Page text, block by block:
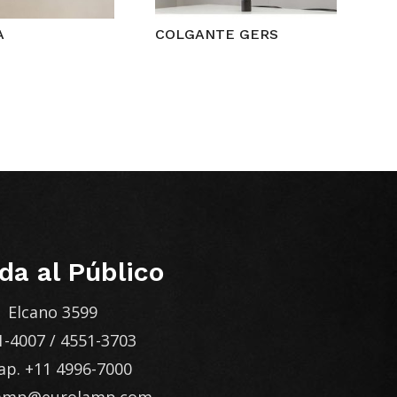
COLGANTE GERS
al Público
Elcano 3599
4007 / 4551-3703
+11 4996-7000